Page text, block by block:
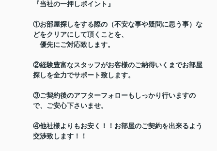
『当社の一押しポイント』
①お部屋探しをする際の（不安な事や疑問に思う事）な
どをクリアにして頂くことを、
優先にご対応致します。
②経験豊富なスタッフがお客様のご納得いくまでお部屋
探しを全力でサポート致します。
③ご契約後のアフターフォローもしっかり行いますの
で、ご安心下さいませ。
④他社様よりもお安く！！お部屋のご契約を出来るよう
交渉致します！！